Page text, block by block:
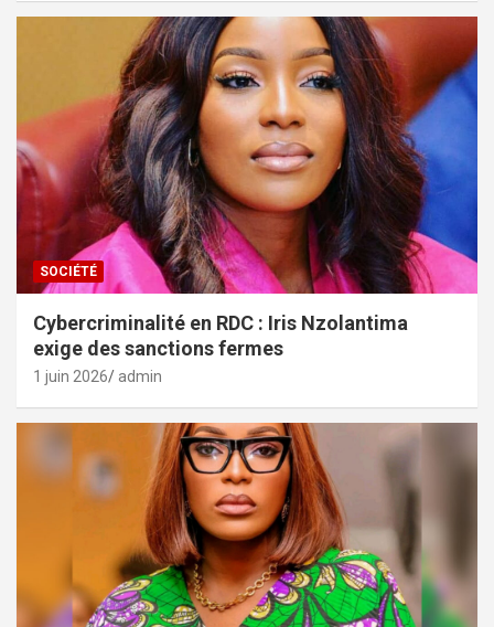
SOCIÉTÉ
Cybercriminalité en RDC : Iris Nzolantima
exige des sanctions fermes
1 juin 2026 admin